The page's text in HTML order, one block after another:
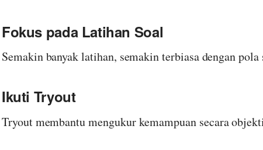
Fokus pada Latihan Soal
Semakin banyak latihan, semakin terbiasa dengan pola
Ikuti Tryout
Tryout membantu mengukur kemampuan secara